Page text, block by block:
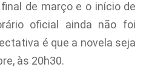
de março e o início de
oficial ainda não foi
é que a novela seja
às 20h30.